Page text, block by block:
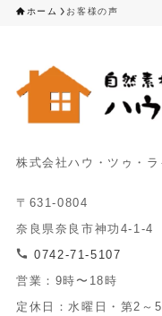
ホーム お客様の声
株式会社ハウ・ツゥ・ラ
〒631-0804
奈良県奈良市神功4-1-4
0742-71-5107
営業：9時〜18時
定休日：水曜日・第2～